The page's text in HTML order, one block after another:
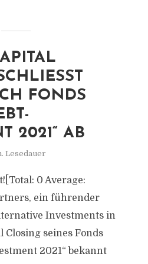
E
FONDS „
I
2021“ AB
Lesedauer
0 Average:
ein führender
Investments in
Closing seines Fonds
2021“ bekannt